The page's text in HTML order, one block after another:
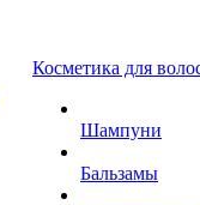
Косметика для
Шампуни
Бальзамы